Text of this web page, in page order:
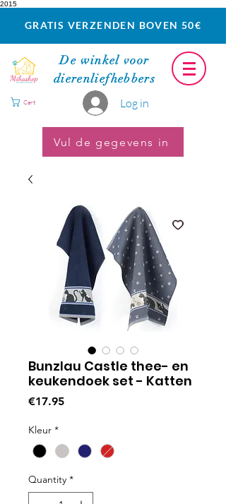
2015
GRATIS VERZENDEN BOVEN 50€
De winkel voor
dierenliefhebbers
Log in
Cart
Vul de gegevens in
Bunzlau Castle thee- en
keukendoek set - Katten
€17.95Price
Kleur *
Quantity *